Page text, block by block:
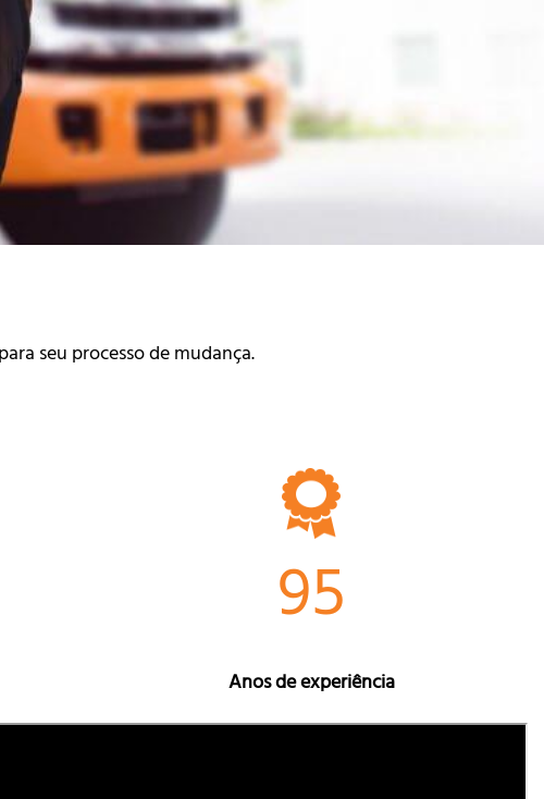
seu processo de mudança.
95
Anos de experiência